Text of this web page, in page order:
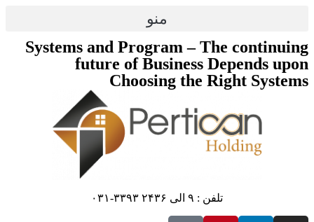
محتوا
منو
Systems and Program – The continuing
future of Business Depends upon
Choosing the Right Systems
تلفن : ۹ الی ۲۴۳۶ ۳۳۹۳-۰۳۱